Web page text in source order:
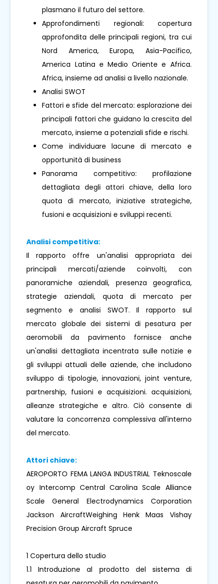
plasmano il futuro del settore.
Approfondimenti regionali: copertura
approfondita delle principali regioni, tra cui
Nord America, Europa, Asia-Pacifico,
America Latina e Medio Oriente e Africa.
Africa, insieme ad analisi a livello nazionale.
Analisi SWOT
Fattori e sfide del mercato: esplorazione dei
principali fattori che guidano la crescita del
mercato, insieme a potenziali sfide e rischi.
Come individuare lacune di mercato e
opportunità di business
Panorama competitivo: profilazione
dettagliata degli attori chiave, della loro
quota di mercato, iniziative strategiche,
fusioni e acquisizioni e sviluppi recenti.
Analisi competitiva:
Il rapporto offre un'analisi appropriata dei
principali mercati/aziende coinvolti, con
panoramiche aziendali, presenza geografica,
strategie aziendali, quota di mercato per
segmento e analisi SWOT. Il rapporto sul
mercato globale dei sistemi di pesatura per
aeromobili da pavimento fornisce anche
un'analisi dettagliata incentrata sulle notizie e
gli sviluppi attuali delle aziende, che includono
sviluppo di tipologie, innovazioni, joint venture,
partnership, fusioni e acquisizioni. acquisizioni,
alleanze strategiche e altro. Ciò consente di
valutare la concorrenza complessiva all'interno
del mercato.
Attori chiave:
AEROPORTO FEMA LANGA INDUSTRIAL Teknoscale
oy Intercomp Central Carolina Scale Alliance
Scale General Electrodynamics Corporation
Jackson AircraftWeighing Henk Maas Vishay
Precision Group Aircraft Spruce
1 Copertura dello studio
1.1 Introduzione al prodotto del sistema di